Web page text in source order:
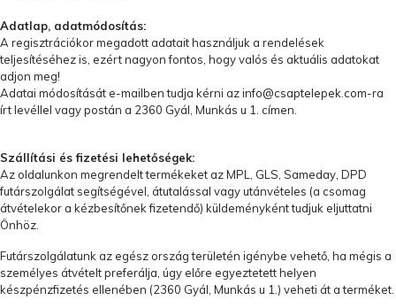
Adatlap, adatmódosítás:
A regisztrációkor megadott adatait használjuk a rendelések
teljesítéséhez is, ezért nagyon fontos, hogy valós és aktuális adatokat
adjon meg!
Adatai módosítását e-mailben tudja kérni azinfo@csaptelepek.com-ra
írt levéllel vagy postán a 2360 Gyál, Munkás u 1. címen.
Szállítási és fizetési lehetőségek:
Az oldalunkon megrendelt termékeket az MPL, GLS, Sameday, DPD
futárszolgálat segítségével, átutalással vagy utánvételes (a csomag
átvételekor a kézbesítőnek fizetendő) küldeményként tudjuk eljuttatni
Önhöz.
Futárszolgálatunk az egész ország területén igénybe vehető, ha mégis a
személyes átvételt preferálja, úgy előre egyeztetett helyen
készpénzfizetés ellenében (2360 Gyál, Munkás u 1. ) veheti át a terméket.